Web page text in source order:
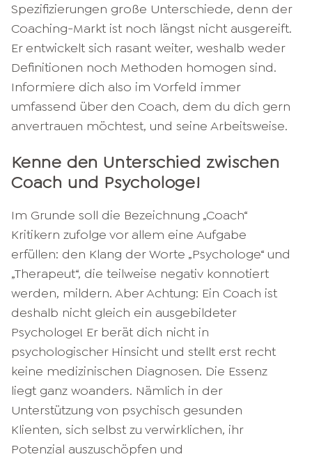
Spezifizierungen große Unterschiede, denn der
Coaching-Markt ist noch längst nicht ausgereift.
Er entwickelt sich rasant weiter, weshalb weder
Definitionen noch Methoden homogen sind.
Informiere dich also im Vorfeld immer
umfassend über den Coach, dem du dich gern
anvertrauen möchtest, und seine Arbeitsweise.
Kenne den Unterschied zwischen
Coach und Psychologe!
Im Grunde soll die Bezeichnung „Coach“
Kritikern zufolge vor allem eine Aufgabe
erfüllen: den Klang der Worte „Psychologe“ und
„Therapeut“, die teilweise negativ konnotiert
werden, mildern. Aber Achtung: Ein Coach ist
deshalb nicht gleich ein ausgebildeter
Psychologe! Er berät dich nicht in
psychologischer Hinsicht und stellt erst recht
keine medizinischen Diagnosen. Die Essenz
liegt ganz woanders. Nämlich in der
Unterstützung von psychisch gesunden
Klienten, sich selbst zu verwirklichen, ihr
Potenzial auszuschöpfen und